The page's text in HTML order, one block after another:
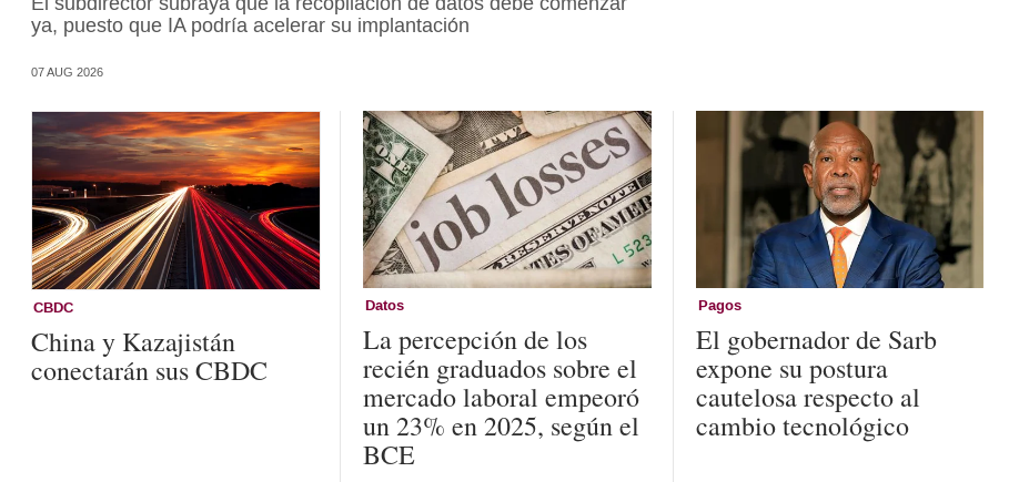
ya, puesto que IA podría acelerar su implantación
07 AUG 2026
CBDC
China y Kazajistán
conectarán sus CBDC
Datos
La percepción de los
recién graduados sobre el
mercado laboral empeoró
un 23% en 2025, según el
BCE
Pagos
El gobernador de Sarb
expone su postura
cautelosa respecto al
cambio tecnológico